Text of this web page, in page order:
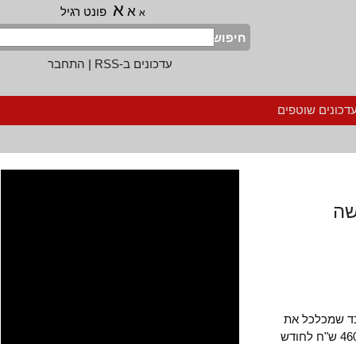
א א פונט רגיל
חיפוש
עדכונים ב-RSS
|התחבר
שוטפים
את
עצמו ועוזר לחבריו לאדם שמקבל "דמי כיס" בסך של 460 ש"ח לחודש